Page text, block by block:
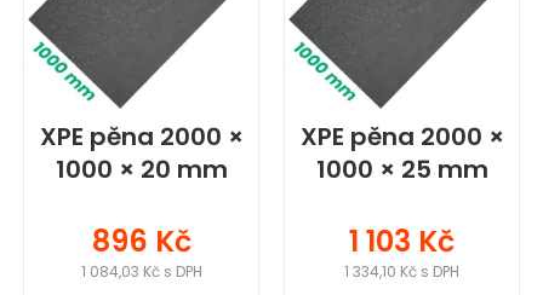
XPE pěna 2000 ×
1000 × 20 mm
896 Kč
1 084,03 Kč s DPH
XPE pěna 2000 ×
1000 × 25 mm
1 103 Kč
1 334,10 Kč s DPH